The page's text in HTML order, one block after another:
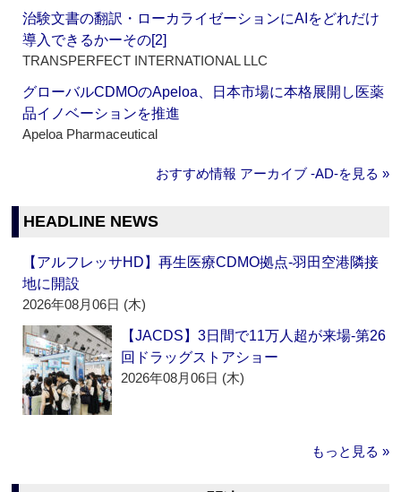
治験文書の翻訳・ローカライゼーションにAIをどれだけ
導入できるかーその[2]
TRANSPERFECT INTERNATIONAL LLC
グローバルCDMOのApeloa、日本市場に本格展開し医薬
品イノベーションを推進
Apeloa Pharmaceutical
おすすめ情報 アーカイブ ‐AD‐を見る »
HEADLINE NEWS
【アルフレッサHD】再生医療CDMO拠点‐羽田空港隣接
地に開設
2026年08月06日 (木)
【JACDS】3日間で11万人超が来場‐第26
回ドラッグストアショー
2026年08月06日 (木)
もっと見る »